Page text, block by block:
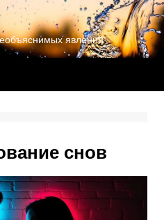
явлений
снов